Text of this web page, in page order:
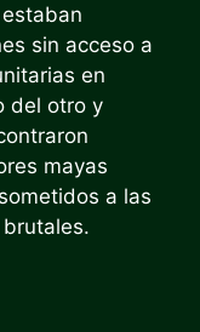
sin acceso a
en
del otro y
mayas
a las